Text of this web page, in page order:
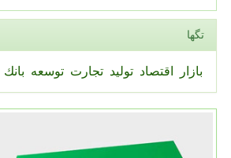
تگها
بازار اقتصاد تولید تجارت توسعه بانك